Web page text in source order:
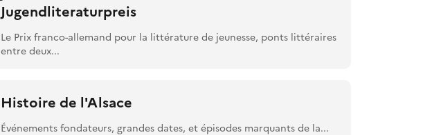
Jugendliteraturpreis
Le Prix franco-allemand pour la littérature de jeunesse, ponts littéraires
entre deux...
Histoire de l'Alsace
Événements fondateurs, grandes dates, et épisodes marquants de la...